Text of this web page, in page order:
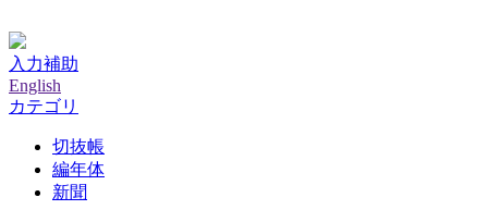
入力補助
English
カテゴリ
切抜帳
編年体
新聞